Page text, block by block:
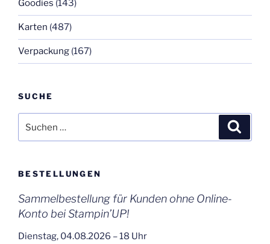
Goodies (143)
Karten (487)
Verpackung (167)
SUCHE
nach:
BESTELLUNGEN
Sammelbestellung für Kunden ohne Online-
Konto bei Stampin’UP!
Dienstag, 04.08.2026 – 18 Uhr